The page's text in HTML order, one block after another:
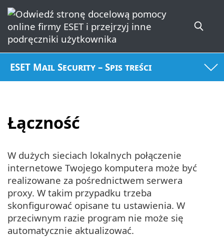
ESET Mail Security – Spis treści
Łączność
W dużych sieciach lokalnych połączenie
internetowe Twojego komputera może być
realizowane za pośrednictwem serwera
proxy. W takim przypadku trzeba
skonfigurować opisane tu ustawienia. W
przeciwnym razie program nie może się
automatycznie aktualizować.